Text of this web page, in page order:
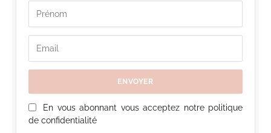
En vous abonnant vous acceptez notre politique
de confidentialité